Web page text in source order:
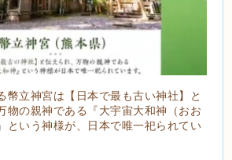
幣立神宮は【日本で最も古い神社】と
物の親神である『大宇宙大和神（おお
という神様が、日本で唯一祀られてい